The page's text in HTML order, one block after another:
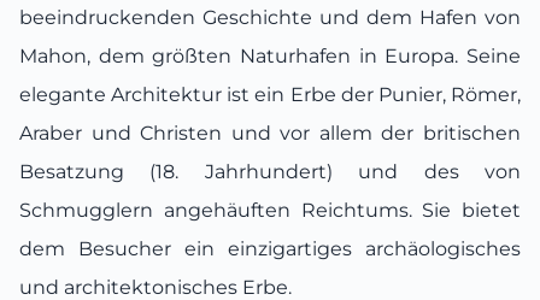
beeindruckenden Geschichte und dem Hafen von
Mahon, dem größten Naturhafen in Europa. Seine
elegante Architektur ist ein Erbe der Punier, Römer,
Araber und Christen und vor allem der britischen
Besatzung (18. Jahrhundert) und des von
Schmugglern angehäuften Reichtums. Sie bietet
dem Besucher ein einzigartiges archäologisches
und architektonisches Erbe.